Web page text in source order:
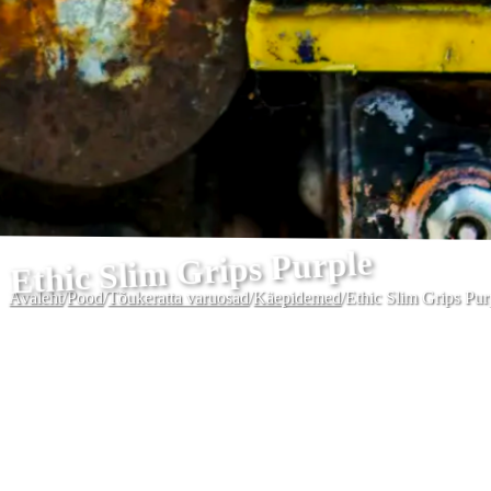
Ethic Slim Grips Purple
Avaleht/Pood/Tõukeratta varuosad/Käepidemed/Ethic Slim Grips